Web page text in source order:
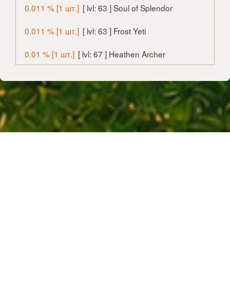
0.011 % [1 шт.] [ lvl: 63 ] Soul of Splendor
0.011 % [1 шт.] [ lvl: 63 ] Frost Yeti
0.01 % [1 шт.] [ lvl: 67 ] Heathen Archer